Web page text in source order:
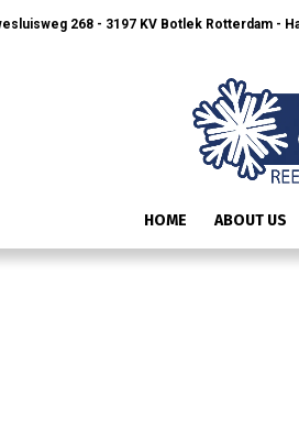
268 - 3197 KV Botlek Rotterdam -
HOME ABOUT US